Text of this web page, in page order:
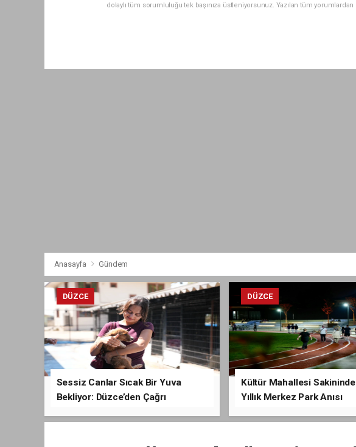
dolaylı tüm sorumluluğu tek başınıza üstleniyorsunuz. Yazılan tüm
Anasayfa Gündem
DÜZCE
Sessiz Canlar Sıcak Bir Yuva
Bekliyor: Düzce’den Çağrı
DÜZCE
Kültür Mahallesi
Yıllık Merkez Park Anısı